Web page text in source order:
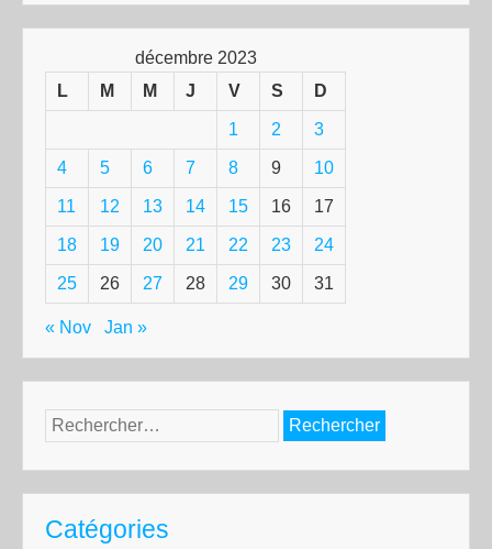
décembre 2023
L
M M J V S D
1 2 3
4 5 6 7 8 9 10
11 12 13 14 15 16 17
18 19 20 21 22 23 24
25 26 27 28 29 30 31
« Nov Jan »
Rechercher :
Catégories